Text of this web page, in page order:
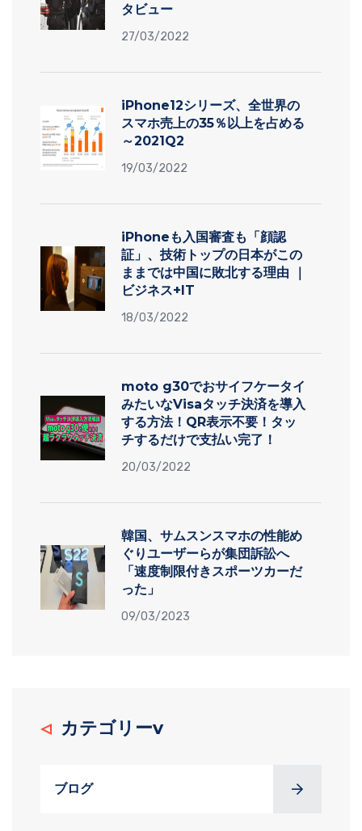
タビュー
27/03/2022
iPhone12シリーズ、全世界の
スマホ売上の35％以上を占める
～2021Q2
19/03/2022
iPhoneも入国審査も「顔認
証」、技術トップの日本がこの
ままでは中国に敗北する理由 ｜
ビジネス+IT
18/03/2022
moto g30でおサイフケータイ
みたいなVisaタッチ決済を導入
する方法！QR表示不要！タッ
チするだけで支払い完了！
20/03/2022
韓国、サムスンスマホの性能め
ぐりユーザーらが集団訴訟へ
「速度制限付きスポーツカーだ
った」
09/03/2023
カテゴリーv
ブログ